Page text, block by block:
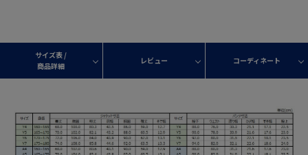
サイズ表 /
商品詳細
レビュー コーディネート